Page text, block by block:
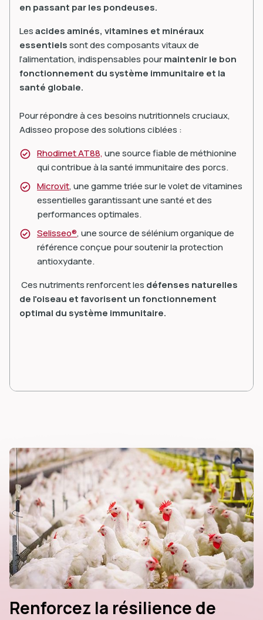
en passant par les pondeuses.
Lesacides aminés, vitamines et minéraux
essentielssont des composants vitaux de
l’alimentation, indispensables pourmaintenir le bon
fonctionnement du système immunitaire et la
santé globale.
Pour répondre à ces besoins nutritionnels cruciaux,
Adisseo propose des solutions ciblées :
Rhodimet AT88,une source fiable de méthionine
qui contribue à la santé immunitaire des porcs.
Microvit, une gamme triée sur le volet de vitamines
essentielles garantissant une santé et des
performances optimales.
Selisseo®, une source de sélénium organique de
référence conçue pour soutenir la protection
antioxydante.
Ces nutriments renforcent les défenses naturelles
de l'oiseau et favorisent un fonctionnement
optimal du système immunitaire.
Renforcez la résilience de